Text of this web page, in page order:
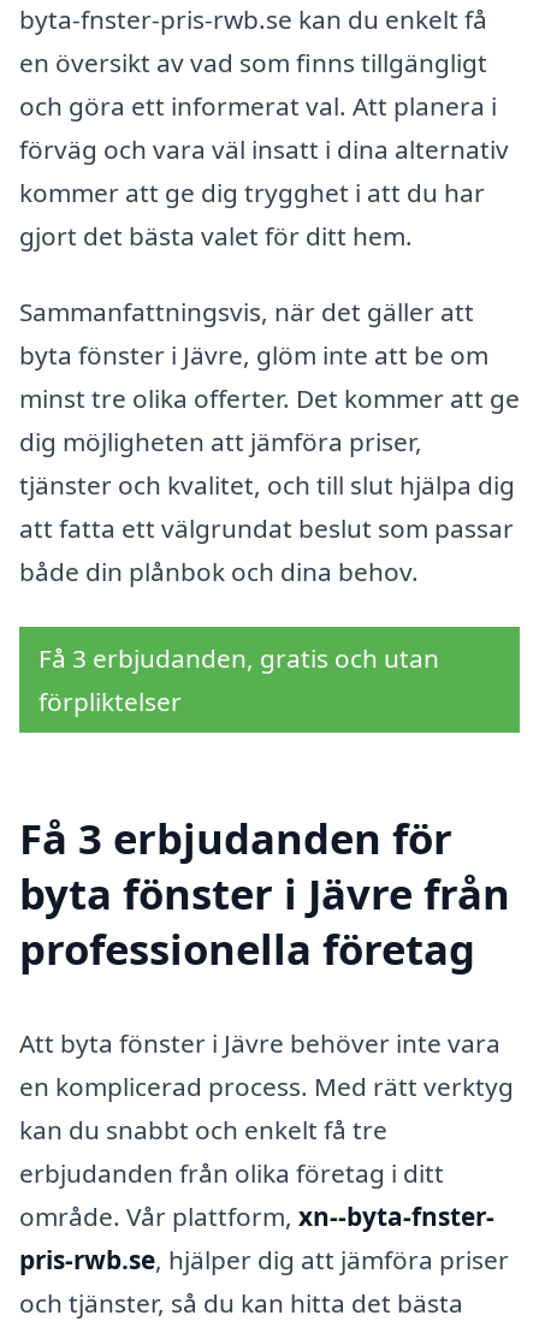
byta-fnster-pris-rwb.se kan du enkelt få
en översikt av vad som finns tillgängligt
och göra ett informerat val. Att planera i
förväg och vara väl insatt i dina alternativ
kommer att ge dig trygghet i att du har
gjort det bästa valet för ditt hem.
Sammanfattningsvis, när det gäller att
byta fönster i Jävre, glöm inte att be om
minst tre olika offerter. Det kommer att ge
dig möjligheten att jämföra priser,
tjänster och kvalitet, och till slut hjälpa dig
att fatta ett välgrundat beslut som passar
både din plånbok och dina behov.
Få 3 erbjudanden, gratis och utan
förpliktelser
Få 3 erbjudanden för
byta fönster i Jävre från
professionella företag
Att byta fönster i Jävre behöver inte vara
en komplicerad process. Med rätt verktyg
kan du snabbt och enkelt få tre
erbjudanden från olika företag i ditt
område. Vår plattform, xn--byta-fnster-
pris-rwb.se, hjälper dig att jämföra priser
och tjänster, så du kan hitta det bästa